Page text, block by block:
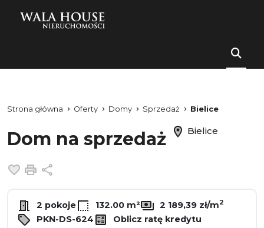
Strona główna Oferty Domy Sprzedaż Bielice
Dom na sprzedaż Bielice
Dodaj do ulubionych
Drukuj
2 pokoje 132.00 m² 2 189,39 zł/m2
PKN-DS-624 Oblicz ratę kredytu